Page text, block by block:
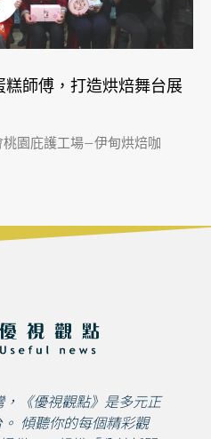
師傅，打造烘焙舞台展
園庇護工場—伊甸烘焙咖
《優視觀點》是多元正
傾聽你的每個精彩觀